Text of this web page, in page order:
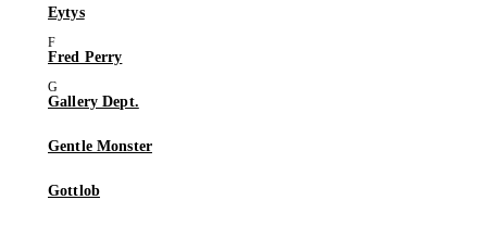
Eytys
Fred Perry
Gallery Dept.
Gentle Monster
Gottlob